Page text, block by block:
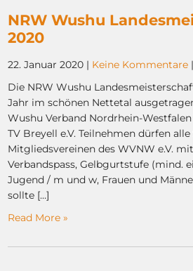
NRW Wushu
2020
22. Januar 2020 | Keine Kommentare
Die NRW Wushu
Jahr im schönen Nettetal
Wushu Verband Nordrhein-
TV Breyell e.V. Teilnehmen dürfen
Mitgliedsvereinen des WVNW e.V.
Verbandspass, Gelbgurtstufe (mind.
Jugend / m und w, Frauen und
sollte […]
Read More »